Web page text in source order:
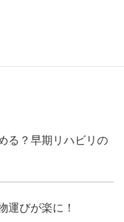
る？早期リハビリの
運びが楽に！